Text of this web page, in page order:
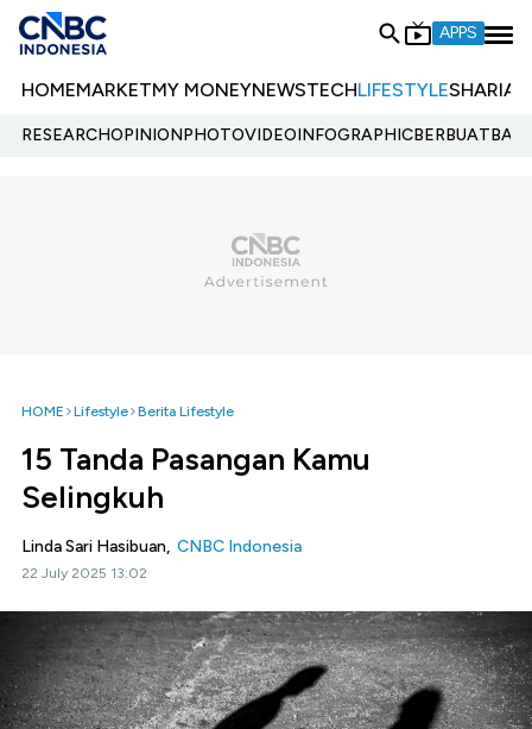
APPS
HOMEMARKETMY MONEYNEWSTECHLIFESTYLESHARIA
RESEARCHOPINIONPHOTOVIDEOINFOGRAPHIC
HOME Lifestyle Berita Lifestyle
15 Tanda Pasangan Kamu
Selingkuh
Linda Sari Hasibuan, CNBC Indonesia
22 July 2025 13:02